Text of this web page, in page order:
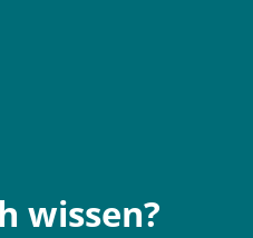
wissen?